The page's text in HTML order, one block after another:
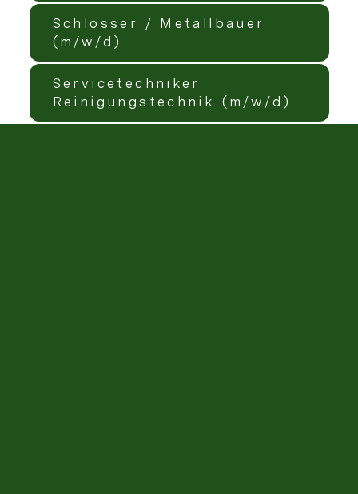
Schlosser / Metallbauer
(m/w/d)
Servicetechniker
Reinigungstechnik (m/w/d)